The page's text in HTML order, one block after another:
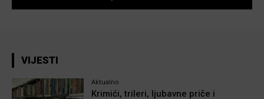
VIJESTI
Aktualno
Krimići, trileri, ljubavne priče i